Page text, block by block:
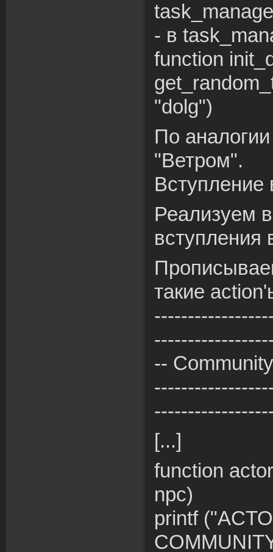
- в
function
"dolg")
По
"Ветром".
Вступление
Реализуем
вступления
такие
-- Community
[...]
function
npc)
printf